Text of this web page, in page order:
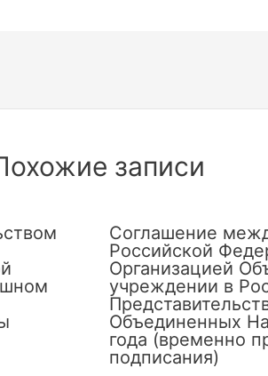
записи
Соглашение
Российской
Организацией
учреждении в
Объединенных
года (временно
подписания)